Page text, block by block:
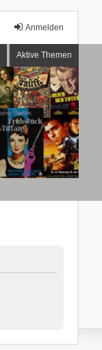
Anmelden
Aktive Themen